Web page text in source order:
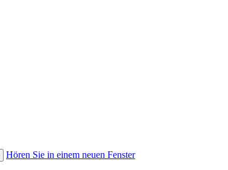
Hören Sie in einem neuen Fenster